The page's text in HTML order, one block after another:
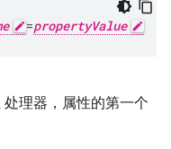
=propertyValue
处理器，属性的第一个